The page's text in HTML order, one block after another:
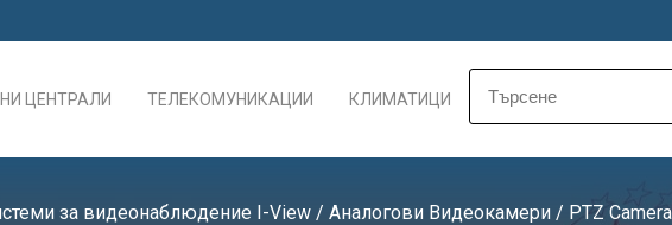
ЦЕНТРАЛИ ТЕЛЕКОМУНИКАЦИИ КЛИМАТИЦИ
за видеонаблюдение I-View / Аналогови Видеокамери / PTZ